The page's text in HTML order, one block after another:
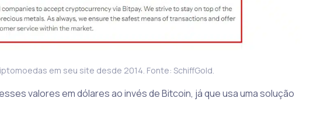
em seu site desde 2014. Fonte: SchiffGold.
valores em dólares ao invés de Bitcoin, já que usa uma solução